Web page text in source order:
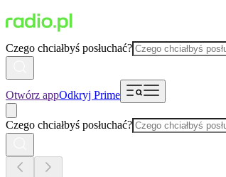
Czego chciałbyś posłuchać?
Otwórz appOdkryj Prime
Czego chciałbyś posłuchać?